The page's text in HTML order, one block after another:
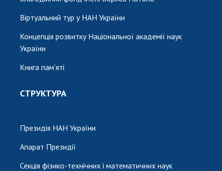
Віртуальний тур у НАН України
Концепція розвитку Національної академії наук
України
Книга пам'яті
СТРУКТУРА
Президія НАН України
Апарат Президії
Секція фізико-технічних і математичних наук